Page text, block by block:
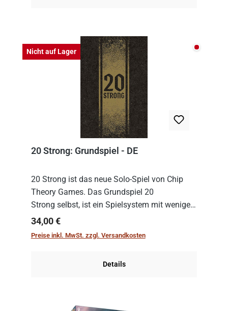
Nicht auf Lager Nicht
20 Strong: Grundspiel - DE
20 Strong ist das neue Solo-Spiel von Chip
Theory Games. Das Grundspiel 20
Strong selbst, ist ein Spielsystem mit wenigen,
einfachen Regeln. Um es zu spielen, muss es
immer mit einem Themenset ergänzt werden.
Regulärer Preis:
34,00 €
Preise inkl. MwSt. zzgl. Versandkosten
Details